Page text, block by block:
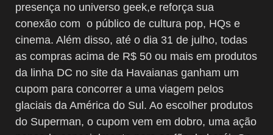
presença no universo geek,e reforça sua
conexão com o público de cultura pop, HQs e
cinema. Além disso, até o dia 31 de julho, todas
as compras acima de R$ 50 ou mais em produtos
da linha DC no site da Havaianas ganham um
cupom para concorrer a uma viagem pelos
glaciais da América do Sul. Ao escolher produtos
do Superman, o cupom vem em dobro, uma ação